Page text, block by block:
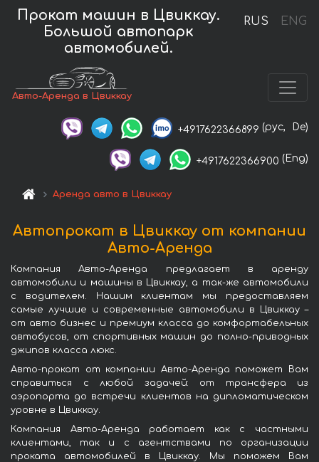
RUS ENG
Прокат машин в Цвиккау.
Большой автопарк
автомобилей.
Авто-Аренда в Цвиккау
+4917622366899 (рус, De)
+4917622366900 (Eng)
Аренда авто в Цвиккау
Автопрокат в Цвиккау от компании
Авто-Аренда
Компания Авто-Аренда предлагает в аренду
автомобили и машины в Цвиккау, а так-же автомобили
с водителем. Нашим клиентам мы предоставляем
самые лучшие и современные автомобили в Цвиккау –
от авто бизнес и премиум класса до комфортабельных
автобусов, от спортивных машин до полно-приводных
джипов класса люкс.
Авто-прокат от компании Авто-Аренда поможет Вам
справиться с любой задачей: от трансфера из
аэропорта до встречи клиентов на дипломатическом
уровне в Цвиккау.
Компания Авто-Аренда работает как с частными
клиентами, так и с агентствами по организации
проката автомобилей в Цвиккау. Мы поможем Вам